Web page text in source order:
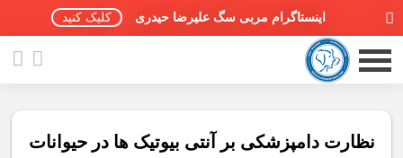
اینستاگرام مربی سگ علیرضا حیدری کلیک کنید
نظارت دامپزشکی بر آنتی بیوتیک ها در حیوانات